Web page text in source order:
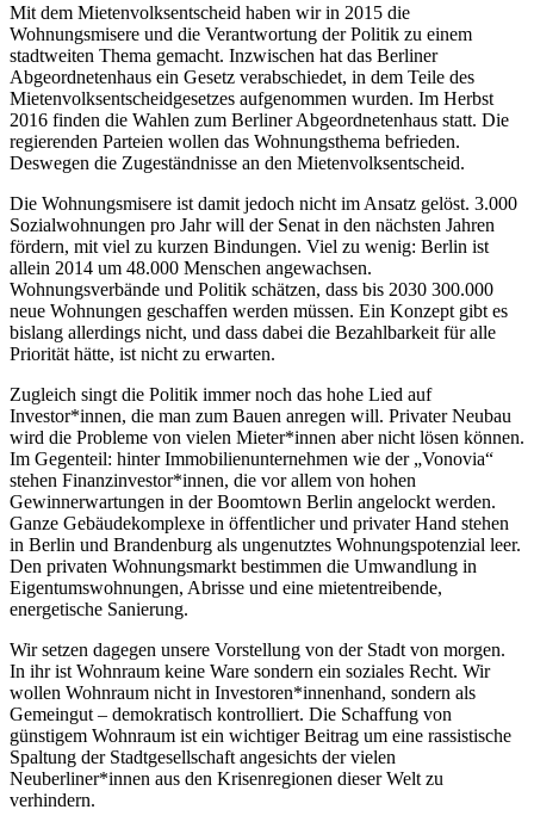
Mit dem Mietenvolksentscheid haben wir in 2015 die
Wohnungsmisere und die Verantwortung der Politik zu einem
stadtweiten Thema gemacht. Inzwischen hat das Berliner
Abgeordnetenhaus ein Gesetz verabschiedet, in dem Teile des
Mietenvolksentscheidgesetzes aufgenommen wurden. Im Herbst
2016 finden die Wahlen zum Berliner Abgeordnetenhaus statt. Die
regierenden Parteien wollen das Wohnungsthema befrieden.
Deswegen die Zugeständnisse an den Mietenvolksentscheid.
Die Wohnungsmisere ist damit jedoch nicht im Ansatz gelöst. 3.000
Sozialwohnungen pro Jahr will der Senat in den nächsten Jahren
fördern, mit viel zu kurzen Bindungen. Viel zu wenig: Berlin ist
allein 2014 um 48.000 Menschen angewachsen.
Wohnungsverbände und Politik schätzen, dass bis 2030 300.000
neue Wohnungen geschaffen werden müssen. Ein Konzept gibt es
bislang allerdings nicht, und dass dabei die Bezahlbarkeit für alle
Priorität hätte, ist nicht zu erwarten.
Zugleich singt die Politik immer noch das hohe Lied auf
Investor*innen, die man zum Bauen anregen will. Privater Neubau
wird die Probleme von vielen Mieter*innen aber nicht lösen können.
Im Gegenteil: hinter Immobilienunternehmen wie der „Vonovia“
stehen Finanzinvestor*innen, die vor allem von hohen
Gewinnerwartungen in der Boomtown Berlin angelockt werden.
Ganze Gebäudekomplexe in öffentlicher und privater Hand stehen
in Berlin und Brandenburg als ungenutztes Wohnungspotenzial leer.
Den privaten Wohnungsmarkt bestimmen die Umwandlung in
Eigentumswohnungen, Abrisse und eine mietentreibende,
energetische Sanierung.
Wir setzen dagegen unsere Vorstellung von der Stadt von morgen.
In ihr ist Wohnraum keine Ware sondern ein soziales Recht. Wir
wollen Wohnraum nicht in Investoren*innenhand, sondern als
Gemeingut – demokratisch kontrolliert. Die Schaffung von
günstigem Wohnraum ist ein wichtiger Beitrag um eine rassistische
Spaltung der Stadtgesellschaft angesichts der vielen
Neuberliner*innen aus den Krisenregionen dieser Welt zu
verhindern.